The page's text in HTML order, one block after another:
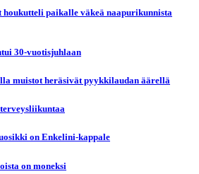
houkutteli paikalle väkeä naapurikunnista
30-vuotisjuhlaan
muistot heräsivät pyykkilaudan äärellä
on Enkelini-kappale
on moneksi